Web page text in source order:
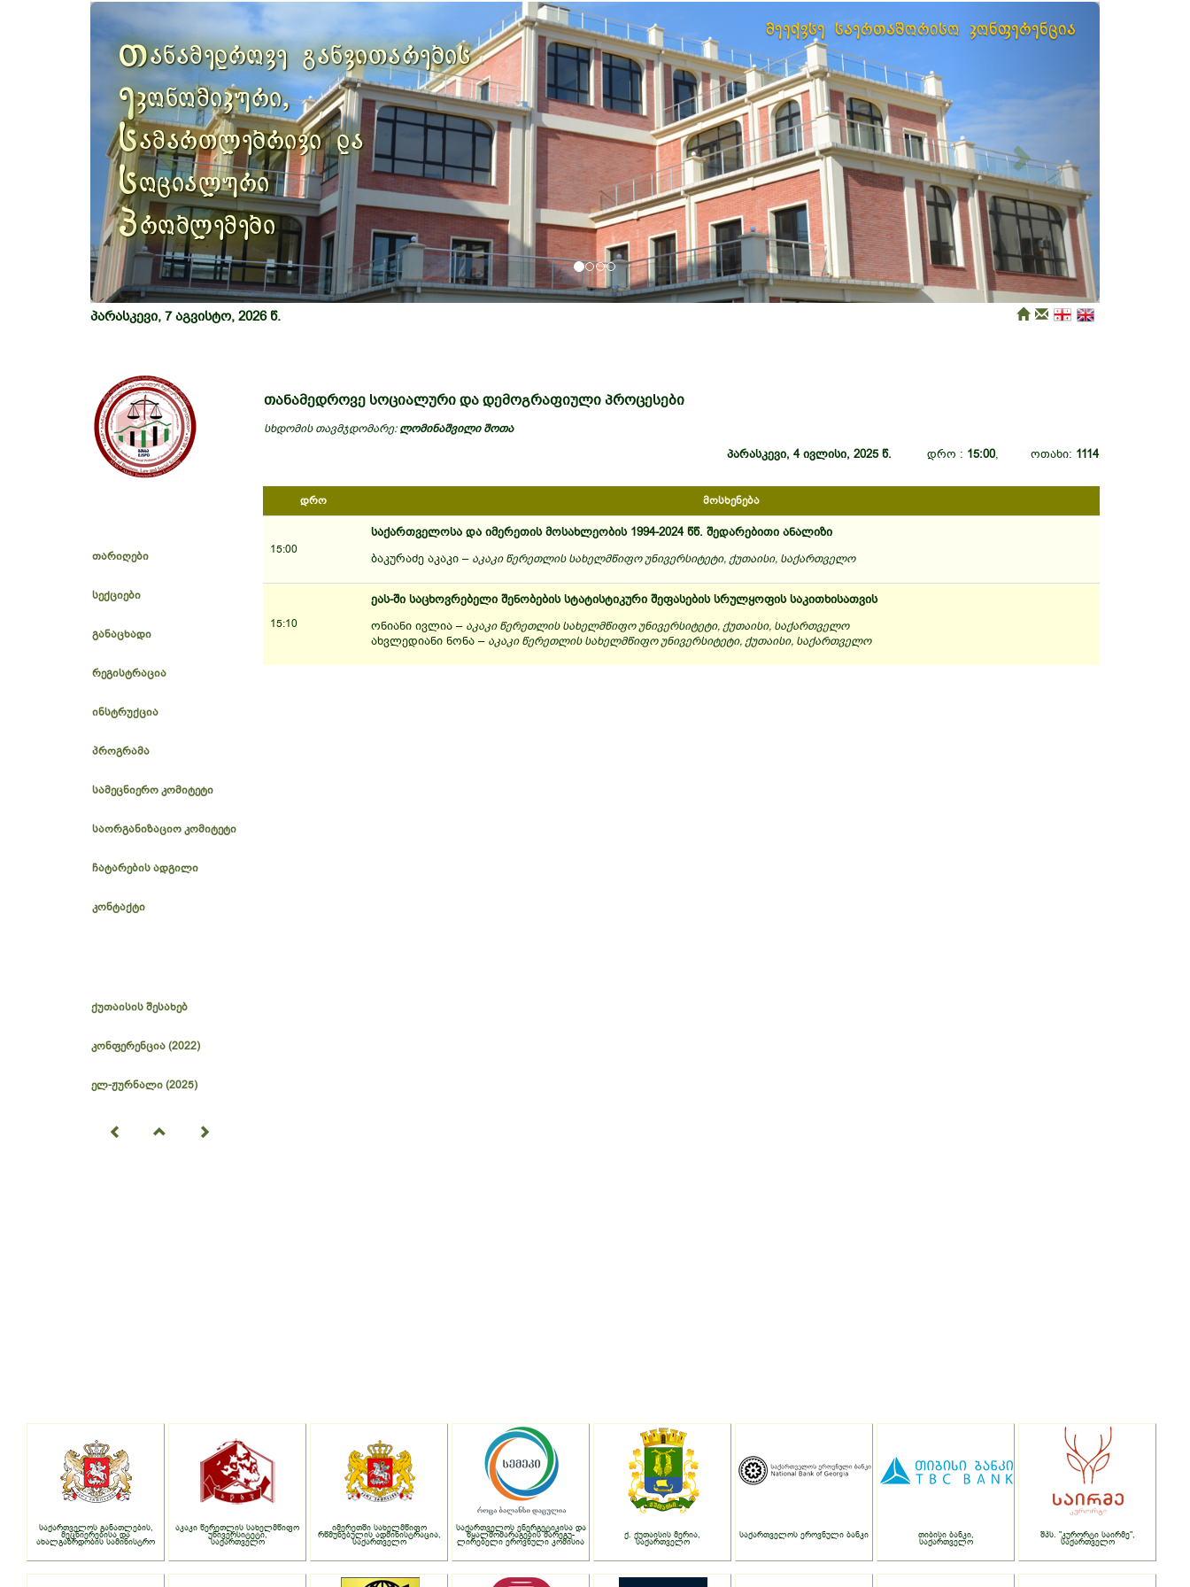
მეექვსე საერთაშორისო კონფერენცია
თანამედროვე განვითარების
ეკონომიკური,
სამართლებრივი და
სოციალური
პრობლემები
პარასკევი, 7 აგვისტო, 2026 წ.
თარიღები
სექციები
განაცხადი
რეგისტრაცია
ინსტრუქცია
პროგრამა
სამეცნიერო კომიტეტი
საორგანიზაციო კომიტეტი
ჩატარების ადგილი
კონტაქტი
ქუთაისის შესახებ
კონფერენცია (2022)
ელ-ჟურნალი (2025)
თანამედროვე სოციალური და დემოგრაფიული პროცესები
სხდომის თავმჯდომარე:ლომინაშვილი შოთა
პარასკევი, 4 ივლისი, 2025 წ. დრო : 15:00, ოთახი: 1114
დრო მოსხენება
15:00
საქართველოსა და იმერეთის მოსახლეობის 1994-2024 წწ. შედარებითი ანალიზი
ბაკურაძე აკაკი – აკაკი წერეთლის სახელმწიფო უნივერსიტეტი, ქუთაისი, საქართველო
15:10
ეას-ში საცხოვრებელი შენობების სტატისტიკური შეფასების სრულყოფის საკითხისათვის
ონიანი ივლია – აკაკი წერეთლის სახელმწიფო უნივერსიტეტი, ქუთაისი, საქართველო
ახვლედიანი ნონა – აკაკი წერეთლის სახელმწიფო უნივერსიტეტი, ქუთაისი, საქართველო
საქართველოს განათლების,
მეცნიერებისა და
ახალგაზრდობის სამინისტრო
აკაკი წერეთლის სახელმწიფო
უნივერსიტეტი,
საქართველო
იმერეთში სახელმწიფო
რწმუნებულის ადმინისტრაცია,
საქართველო
საქართველოს ენერგეტიკისა და
წყალმომარაგების მარეგუ-
ლირებელი ეროვნული კომისია
ქ. ქუთაისის მერია,
საქართველო
საქართველოს ეროვნული ბანკი თიბისი ბანკი,
საქართველო
შპს. "კურორტი საირმე",
საქართველო